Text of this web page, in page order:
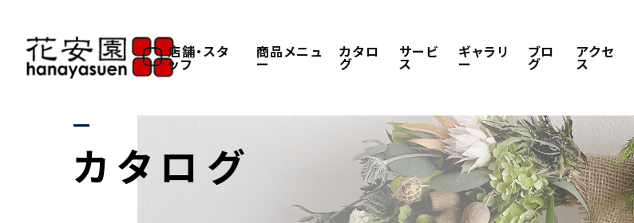
店舗・スタ
ッフ
商品メニュ
ー
カタロ
グ
サービ
ス
ギャラリ
ー
ブロ
グ
アクセ
ス
カタログ